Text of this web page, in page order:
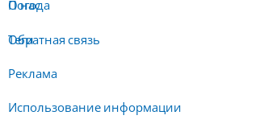
О нас
Обратная связь
Реклама
Использование информации
Погода
Теги